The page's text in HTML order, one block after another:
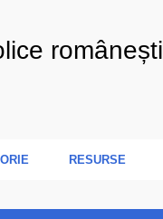
românești
RESURSE